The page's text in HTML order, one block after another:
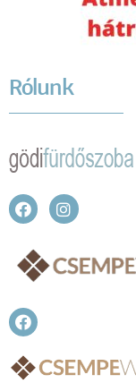
Rólunk